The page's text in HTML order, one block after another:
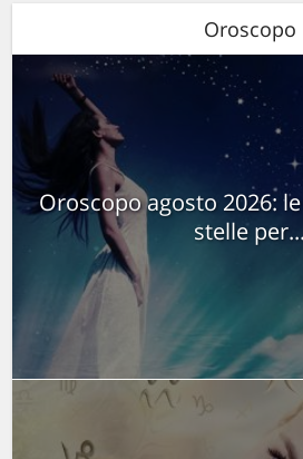
Oroscopo
Oroscopo agosto 2026:
stelle per...